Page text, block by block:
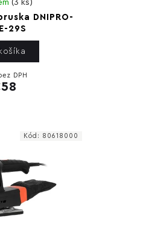
DNIPRO-
29S
(3 ks )
DPH
Kód: 80618000